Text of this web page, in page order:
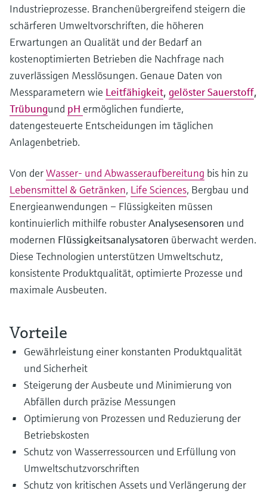
Industrieprozesse. Branchenübergreifend steigern die
schärferen Umweltvorschriften, die höheren
Erwartungen an Qualität und der Bedarf an
kostenoptimierten Betrieben die Nachfrage nach
zuverlässigen Messlösungen. Genaue Daten von
Messparametern wie Leitfähigkeit, gelöster Sauerstoff,
Trübungund pH ermöglichen fundierte,
datengesteuerte Entscheidungen im täglichen
Anlagenbetrieb.
Von derWasser- und Abwasseraufbereitung bis hin zu
Lebensmittel & Getränken, Life Sciences, Bergbau und
Energieanwendungen – Flüssigkeiten müssen
kontinuierlich mithilfe robusterAnalysesensoren und
modernen Flüssigkeitsanalysatoren überwacht werden.
Diese Technologien unterstützen Umweltschutz,
konsistente Produktqualität, optimierte Prozesse und
maximale Ausbeuten.
Vorteile
Gewährleistung einer konstanten Produktqualität
und Sicherheit
Steigerung der Ausbeute und Minimierung von
Abfällen durch präzise Messungen
Optimierung von Prozessen und Reduzierung der
Betriebskosten
Schutz von Wasserressourcen und Erfüllung von
Umweltschutzvorschriften
Schutz von kritischen Assets und Verlängerung der